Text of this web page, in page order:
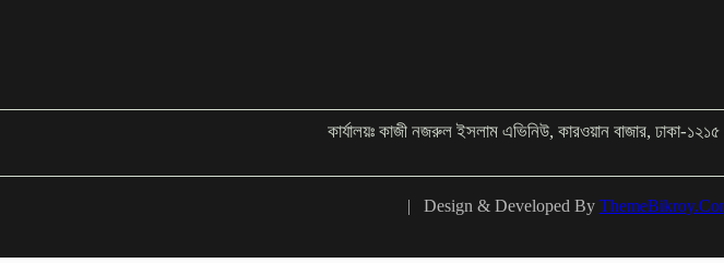
কার্যালয়ঃ কাজী নজরুল ইসলাম এভিনিউ, কারওয়ান বাজার, ঢাকা-
| Design & Developed By